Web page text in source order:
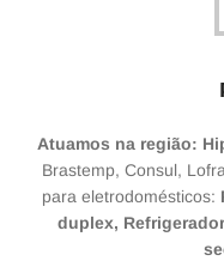
Atuamos na região:
Brastemp, Consul,
para eletrodomésticos:
duplex,